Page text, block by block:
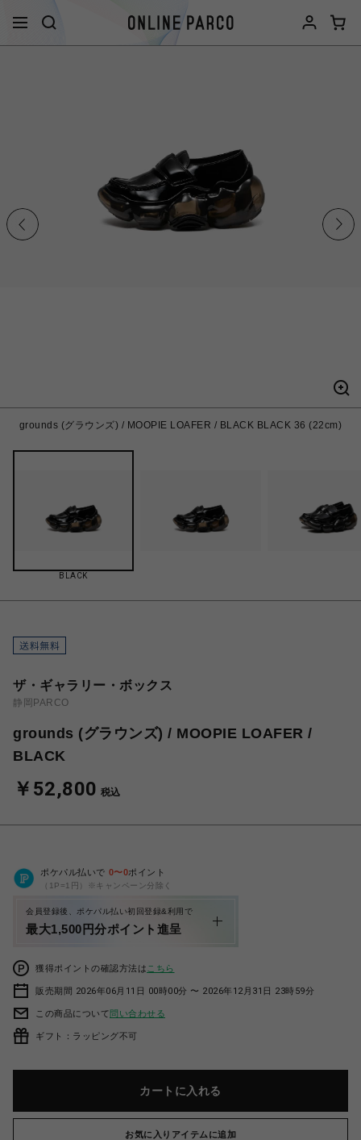
grounds (グラウンズ) / MOOPIE LOAFER / BLACK BLACK 36 (22cm)
BLACK
ザ・ギャラリー・ボックス
静岡PARCO
grounds (グラウンズ) / MOOPIE LOAFER /
BLACK
￥52,800 税込
ポケパル払いで 0〜0ポイント
（1P=1円）※キャンペーン分除く
会員登録後、ポケパル払い初回登録&利用で
最大1,500円分ポイント進呈
獲得ポイントの確認方法は こちら
販売期間 2026年06月11日 00時00分 〜 2026年12月31日 23時59分
この商品について問い合わせる
ギフト：ラッピング不可
カートに入れる
お気に入りアイテムに追加